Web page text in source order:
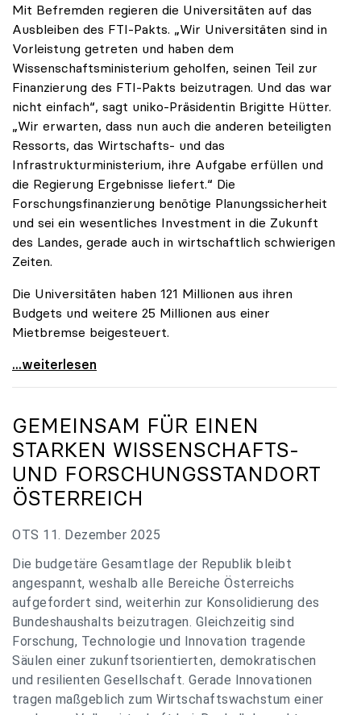
Mit Befremden regieren die Universitäten auf das
Ausbleiben des FTI-Pakts. „Wir Universitäten sind in
Vorleistung getreten und haben dem
Wissenschaftsministerium geholfen, seinen Teil zur
Finanzierung des FTI-Pakts beizutragen. Und das war
nicht einfach“, sagt uniko-Präsidentin Brigitte Hütter.
„Wir erwarten, dass nun auch die anderen beteiligten
Ressorts, das Wirtschafts- und das
Infrastrukturministerium, ihre Aufgabe erfüllen und
die Regierung Ergebnisse liefert.“ Die
Forschungsfinanzierung benötige Planungssicherheit
und sei ein wesentliches Investment in die Zukunft
des Landes, gerade auch in wirtschaftlich schwierigen
Zeiten.
Die Universitäten haben 121 Millionen aus ihren
Budgets und weitere 25 Millionen aus einer
Mietbremse beigesteuert.
„Verzögerung unverständlich“: Universitäten
...weiterlesen
GEMEINSAM FÜR EINEN
STARKEN WISSENSCHAFTS-
UND FORSCHUNGSSTANDORT
ÖSTERREICH
OTS 11. Dezember 2025
Die budgetäre Gesamtlage der Republik bleibt
angespannt, weshalb alle Bereiche Österreichs
aufgefordert sind, weiterhin zur Konsolidierung des
Bundeshaushalts beizutragen. Gleichzeitig sind
Forschung, Technologie und Innovation tragende
Säulen einer zukunftsorientierten, demokratischen
und resilienten Gesellschaft. Gerade Innovationen
tragen maßgeblich zum Wirtschaftswachstum einer